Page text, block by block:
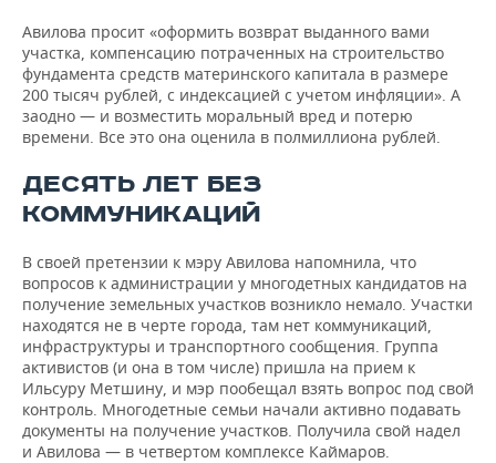
Авилова просит «оформить возврат выданного вами
участка, компенсацию потраченных на строительство
фундамента средств материнского капитала в размере
200 тысяч рублей, с индексацией с учетом инфляции». А
заодно — и возместить моральный вред и потерю
времени. Все это она оценила в полмиллиона рублей.
ДЕСЯТЬ ЛЕТ БЕЗ
КОММУНИКАЦИЙ
В своей претензии к мэру Авилова напомнила, что
вопросов к администрации у многодетных кандидатов на
получение земельных участков возникло немало. Участки
находятся не в черте города, там нет коммуникаций,
инфраструктуры и транспортного сообщения. Группа
активистов (и она в том числе) пришла на прием к
Ильсуру Метшину, и мэр пообещал взять вопрос под свой
контроль. Многодетные семьи начали активно подавать
документы на получение участков. Получила свой надел
и Авилова — в четвертом комплексе Каймаров.